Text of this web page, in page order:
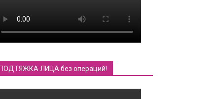
ПОДТЯЖКА ЛИЦА без операций!